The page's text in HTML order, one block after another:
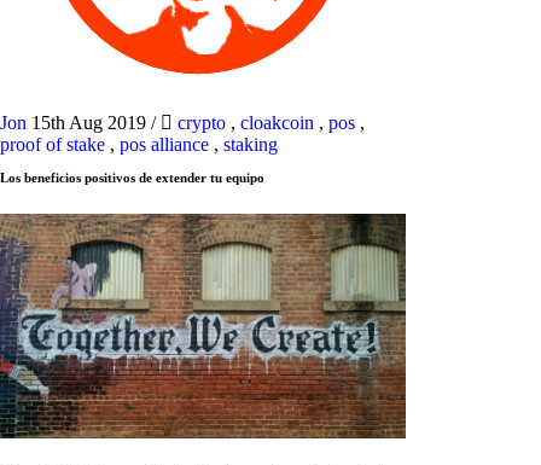
Jon 15th Aug 2019 / crypto , cloakcoin , pos ,
proof of stake , pos alliance , staking
Los beneficios positivos de extender tu equipo